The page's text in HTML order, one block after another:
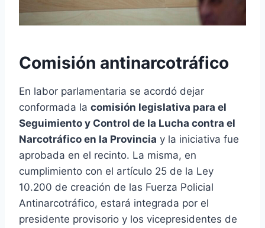
Comisión antinarcotráfico
En labor parlamentaria se acordó dejar
conformada la comisión legislativa para el
Seguimiento y Control de la Lucha contra el
Narcotráfico en la Provincia y la iniciativa fue
aprobada en el recinto. La misma, en
cumplimiento con el artículo 25 de la Ley
10.200 de creación de las Fuerza Policial
Antinarcotráfico, estará integrada por el
presidente provisorio y los vicepresidentes de